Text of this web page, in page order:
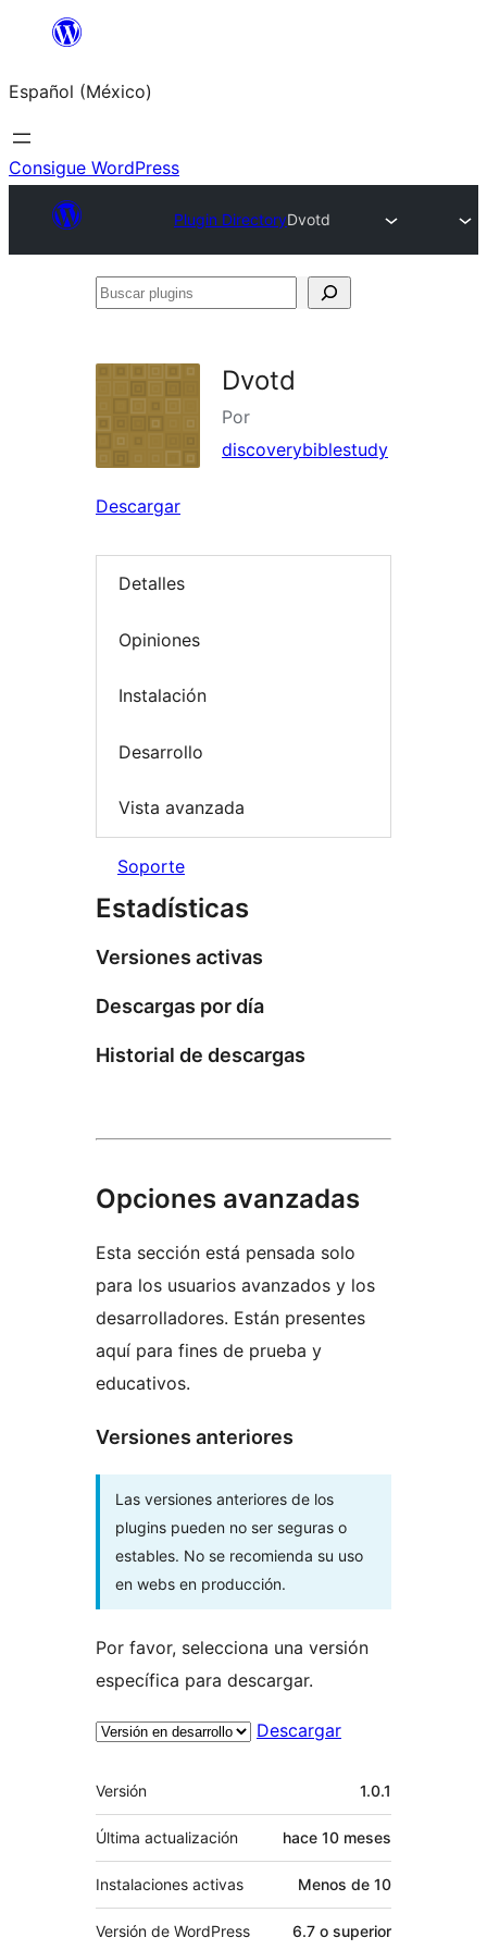
Saltar
contenido
Español (México)
Consigue WordPress
Plugin DirectoryDvotd
Buscar
Dvotd
Por
discoverybiblestudy
Descargar
Detalles
Opiniones
Instalación
Desarrollo
Vista avanzada
Soporte
Estadísticas
Versiones activas
Descargas por día
Historial de descargas
Opciones avanzadas
Esta sección está pensada solo
para los usuarios avanzados y los
desarrolladores. Están presentes
aquí para fines de prueba y
educativos.
Versiones anteriores
Las versiones anteriores de los
plugins pueden no ser seguras o
estables. No se recomienda su uso
en webs en producción.
Por favor, selecciona una versión
específica para descargar.
Descargar
Meta
Versión 1.0.1
Última actualización hace 10 meses
Instalaciones activas Menos de 10
Versión de WordPress 6.7 o superior